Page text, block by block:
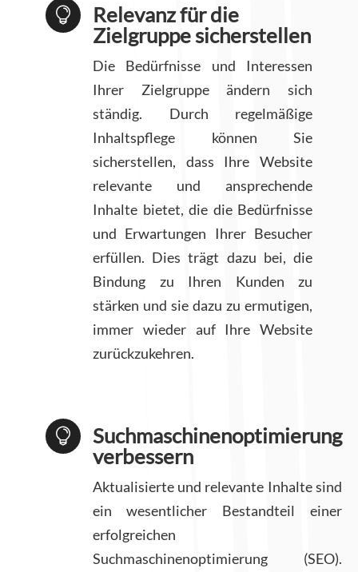

Relevanz für die
Zielgruppe sicherstellen
Die Bedürfnisse und Interessen
Ihrer Zielgruppe ändern sich
ständig. Durch regelmäßige
Inhaltspflege können Sie
sicherstellen, dass Ihre Website
relevante und ansprechende
Inhalte bietet, die die Bedürfnisse
und Erwartungen Ihrer Besucher
erfüllen. Dies trägt dazu bei, die
Bindung zu Ihren Kunden zu
stärken und sie dazu zu ermutigen,
immer wieder auf Ihre Website
zurückzukehren.

Suchmaschinenoptimierung
verbessern
Aktualisierte und relevante Inhalte sind
ein wesentlicher Bestandteil einer
erfolgreichen
Suchmaschinenoptimierung (SEO).